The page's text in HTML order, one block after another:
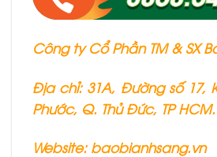
Công ty Cổ Phần TM & SX
Địa chỉ: 31A, Đường số 17,
Phước, Q. Thủ Đức, TP HCM.
Website: baobianhsang.vn